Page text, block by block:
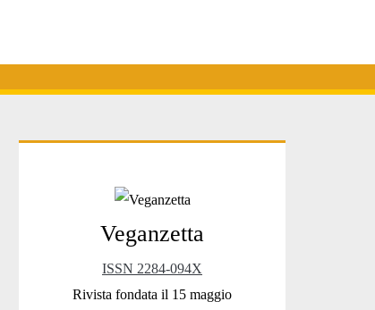
Primary
Sidebar
Veganzetta
ISSN 2284-094X
Rivista fondata il 15 maggio